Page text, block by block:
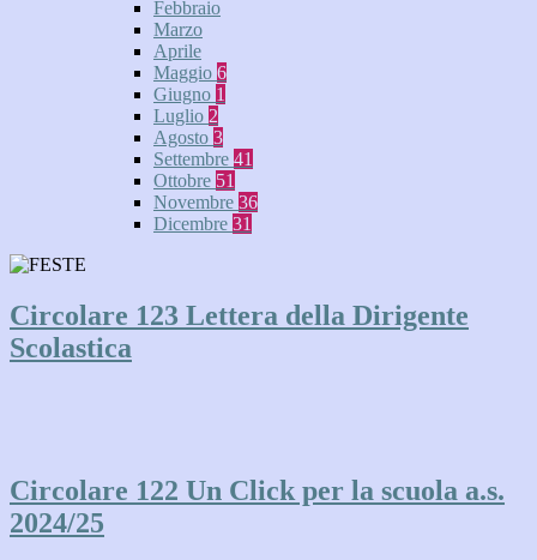
Febbraio
Marzo
Aprile
Maggio 6
Giugno 1
Luglio 2
Agosto 3
Settembre 41
Ottobre 51
Novembre 36
Dicembre 31
Circolare 123 Lettera della Dirigente
Scolastica
Circolare 122 Un Click per la scuola a.s.
2024/25